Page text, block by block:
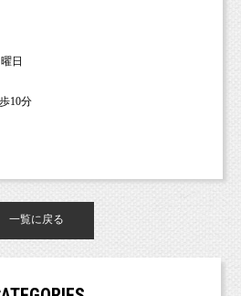
日
10分
一覧に戻る